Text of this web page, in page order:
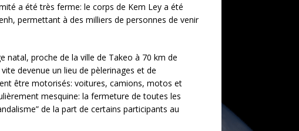
a été très ferme: le corps de Kem Ley a été
permettant à des milliers de personnes de venir
natal, proche de la ville de Takeo à 70 km de
devenue un lieu de pèlerinages et de
être motorisés: voitures, camions, motos et
mesquine: la fermeture de toutes les
de la part de certains participants au